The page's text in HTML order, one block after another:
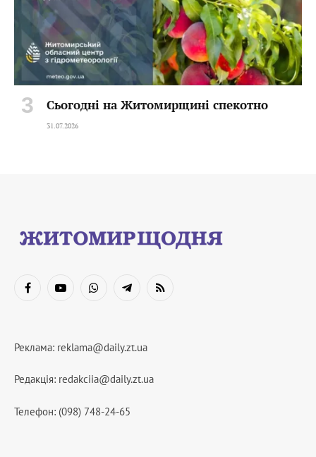
Сьогодні на Житомирщині спекотно
31.07.2026
FacebookYouTubeWhatsAppTelegramRSS
Реклама: reklama@daily.zt.ua
Редакція: redakciia@daily.zt.ua
Телефон: (098) 748-24-65